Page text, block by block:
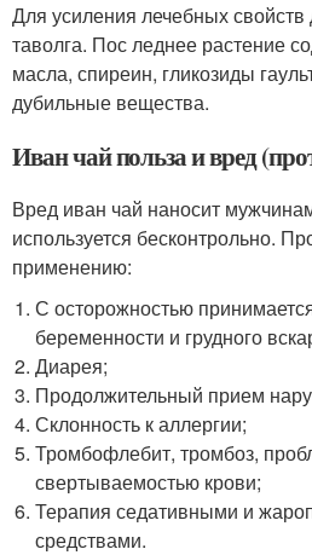
Для усиления лечебных свойств
таволга. Пос леднее растение
масла, спиреин, гликозиды
дубильные вещества.
Иван чай польза и вред
Вред иван чай наносит
используется бесконтрольно.
применению:
С осторожностью
беременности и грудного
Диарея;
Продолжительный прием
Склонность к аллергии;
Тромбофлебит, тромбоз,
свертываемостью крови;
Терапия седативными и
средствами.